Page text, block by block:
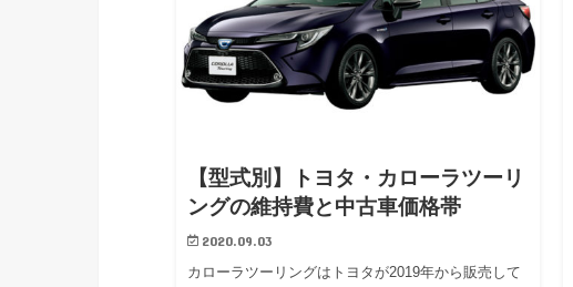
【型式別】トヨタ・カローラツーリ
ングの維持費と中古車価格帯
2020.09.03
カローラツーリングはトヨタが2019年から販売して